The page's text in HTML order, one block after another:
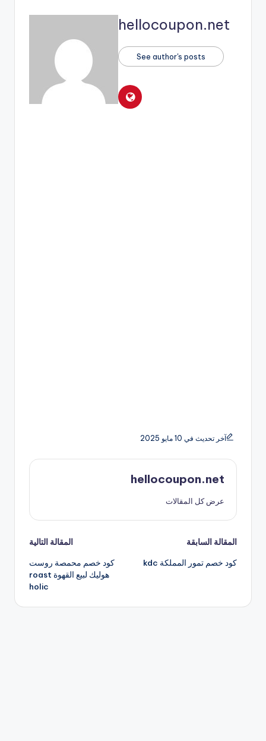
hellocoupon.net
See author's posts
آخر تحديث في 10 مايو 2025
hellocoupon.net
عرض كل المقالات
تصفّح
المقالات
المقالة السابقة
كود خصم تمور المملكة kdc
المقالة التالية
كود خصم محمصة روست
هوليك لبيع القهوة roast
holic